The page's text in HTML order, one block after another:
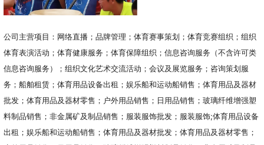
公司主营项目：网络直播；品牌管理；体育赛事策划；体育竞赛组织；组织
体育表演活动；体育健康服务；体育保障组织；信息咨询服务（不含许可类
信息咨询服务）；组织文化艺术交流活动；会议及展览服务；咨询策划服
务；船舶租赁；体育用品设备出租；娱乐船和运动船销售；体育用品及器材
批发；体育用品及器材零售；户外用品销售；日用品销售；玻璃纤维增强塑
料制品销售；非金属矿及制品销售；服装服饰批发；服装服饰;体育用品设备
出租；娱乐船和运动船销售；体育用品及器材批发；体育用品及器材零售；